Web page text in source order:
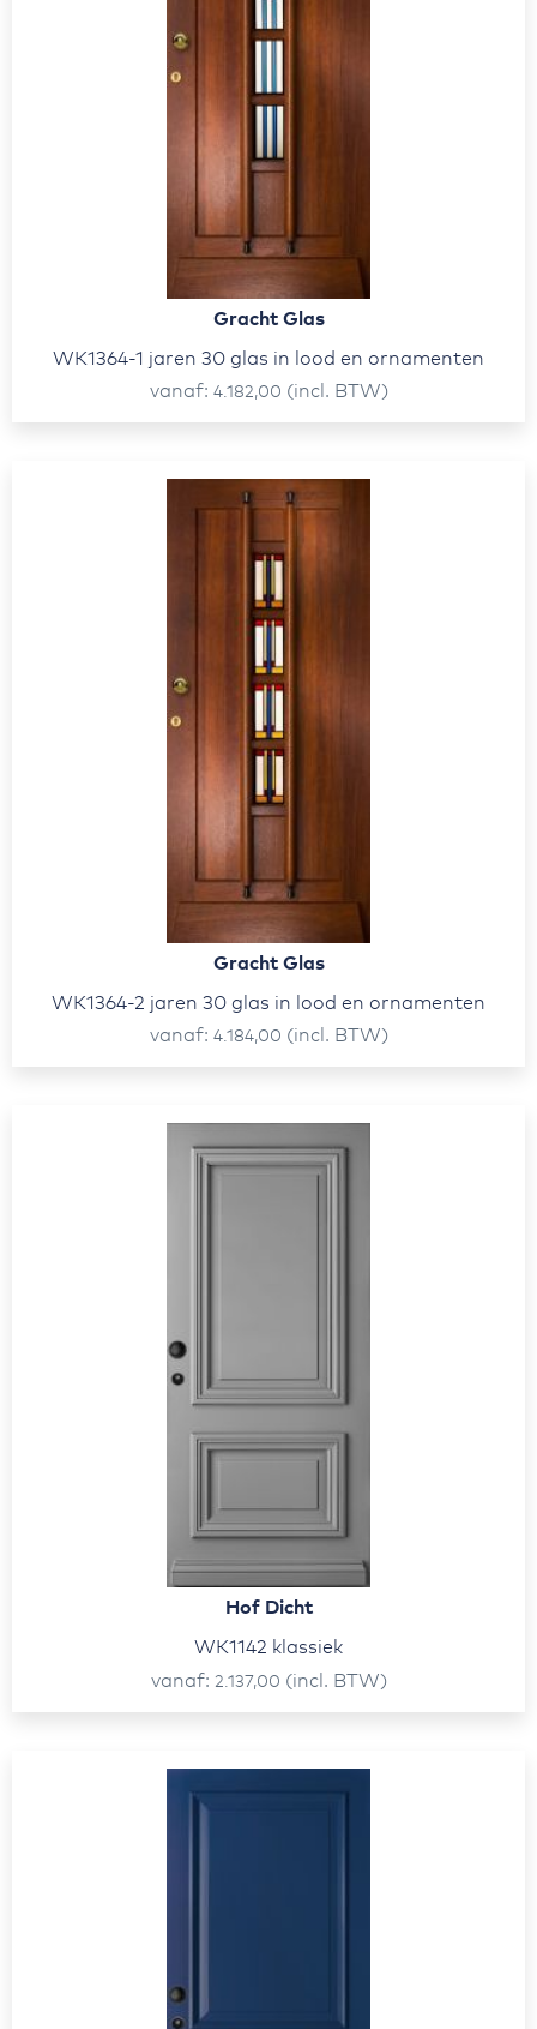
Gracht Glas
WK1364-1 jaren 30 glas in lood en ornamenten
vanaf
4.182,00 (incl. BTW)
Gracht Glas
WK1364-2 jaren 30 glas in lood en ornamenten
vanaf
4.184,00 (incl. BTW)
Hof Dicht
WK1142 klassiek
vanaf
2.137,00 (incl. BTW)